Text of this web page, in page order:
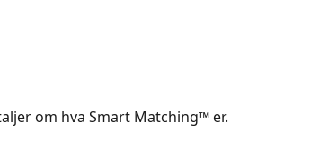
om hva Smart Matching™ er.